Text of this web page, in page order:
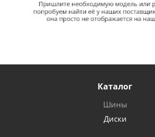
Каталог
Шины
Диски